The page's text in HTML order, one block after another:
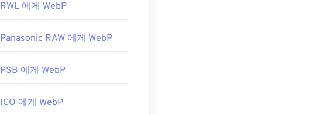
RWL 에게 WebP
Panasonic RAW 에게 WebP
PSB 에게 WebP
ICO 에게 WebP